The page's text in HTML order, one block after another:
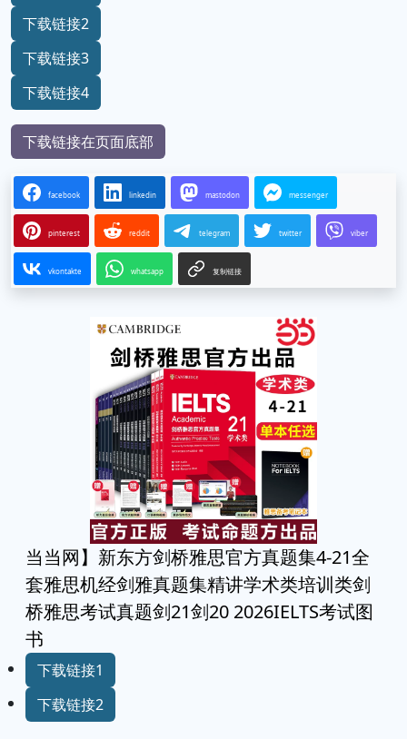
下载链接2
下载链接3
下载链接4
下载链接在页面底部
facebook linkedin mastodon messenger
pinterest reddit telegram twitter viber
vkontakte whatsapp 复制链接
当当网】新东方剑桥雅思官方真题集4-21全
套雅思机经剑雅真题集精讲学术类培训类剑
桥雅思考试真题剑21剑20 2026IELTS考试图
书
下载链接1
下载链接2